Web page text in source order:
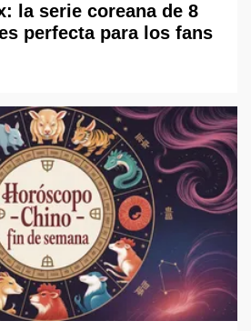
la serie coreana de 8
perfecta para los fans